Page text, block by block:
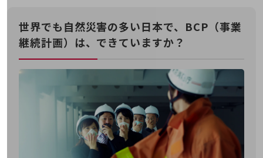
セキュリティ
その他のお悩みはこちら
業界から見つける
世界でも自然災害の多い日本で、 BCP（事業
継続計画）は、できていますか？